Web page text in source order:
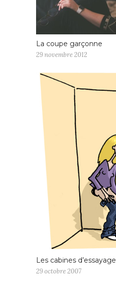
La coupe garçonne
29 novembre 2012
Les cabines d’essayage
29 octobre 2007